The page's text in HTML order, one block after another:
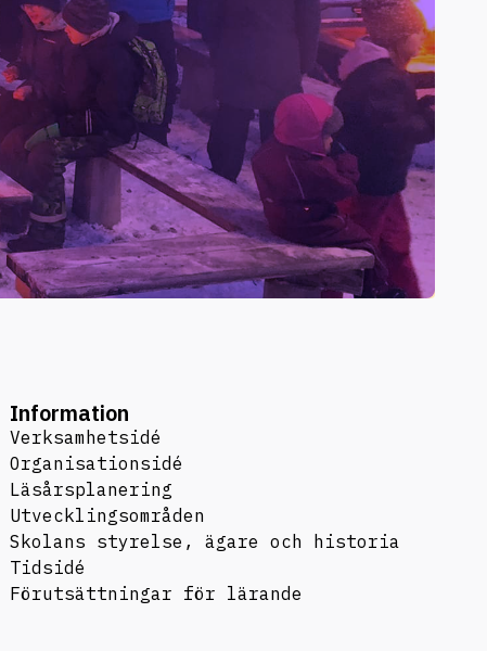
Information
Verksamhetsidé
Organisationsidé
Läsårsplanering
Utvecklingsområden
Skolans styrelse, ägare och historia
Tidsidé
Förutsättningar för lärande